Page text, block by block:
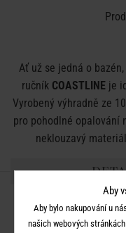
Ať už se jedná o
ručník COASTLINE je
Vyrobený výhradně ze
pro pohodlné opalování
neklouzavý
Aby
Aby bylo nakupování u
našich webových